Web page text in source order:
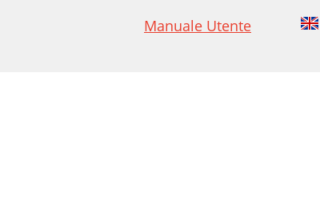
Manuale Utente